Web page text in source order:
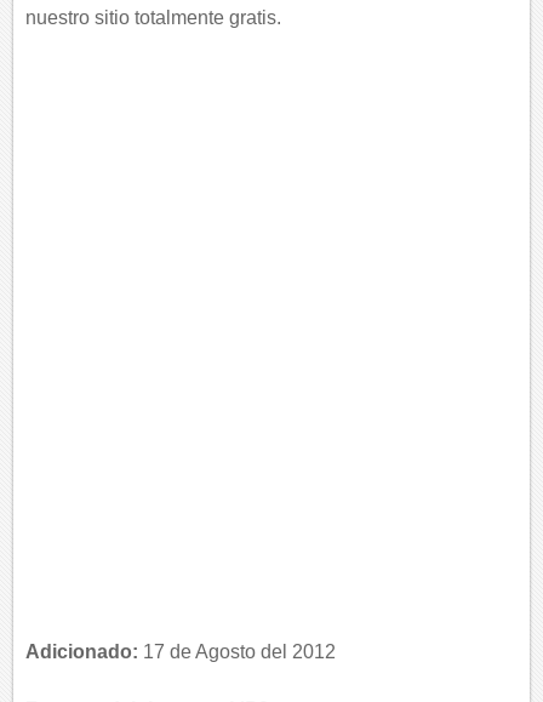
nuestro sitio totalmente gratis.
Adicionado: 17 de Agosto del 2012